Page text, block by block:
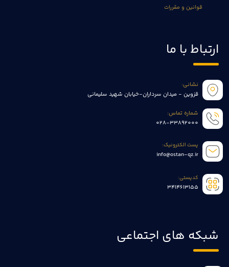
قوانین و مقررات
ارتباط با ما
نشانی:
قزوین - میدان سرداران-خیابان شهید سلیمانی
شماره تماس:
028-33892000
پست الکترونیک:
info@ostan-qz.ir
کدپستی:
3414613155
شبکه های اجتماعی